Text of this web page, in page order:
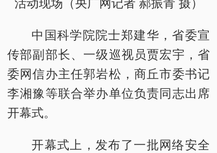
中国科学院院士郑建华，省委宣
传部副部长、一级巡视员贾宏宇，省
委网信办主任郭岩松，商丘市委书记
李湘豫等联合举办单位负责同志出席
开幕式。
开幕式上，发布了一批网络安全